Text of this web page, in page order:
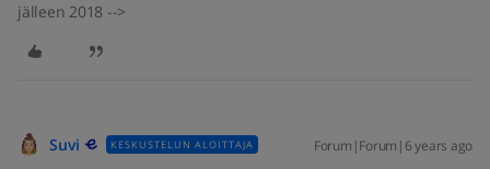
jälleen 2018 -->
Suvi KESKUSTELUN ALOITTAJA Forum|Forum|6 years ago